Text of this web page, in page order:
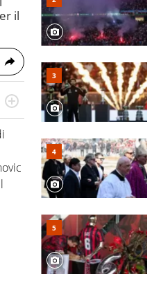
il